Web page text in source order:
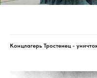
Концлагерь Тростенец -